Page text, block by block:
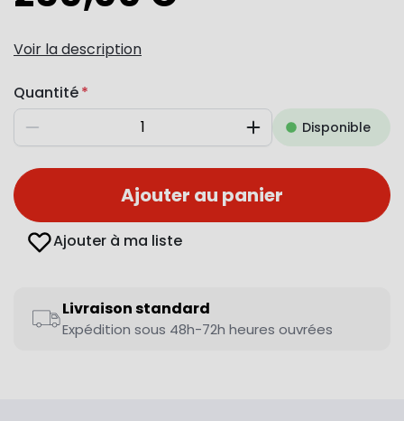
Voir la description
Quantité
Diminuer AugmenterDisponible
Ajouter au panier
Ajouter à ma liste
Livraison standard
Expédition sous 48h-72h heures ouvrées